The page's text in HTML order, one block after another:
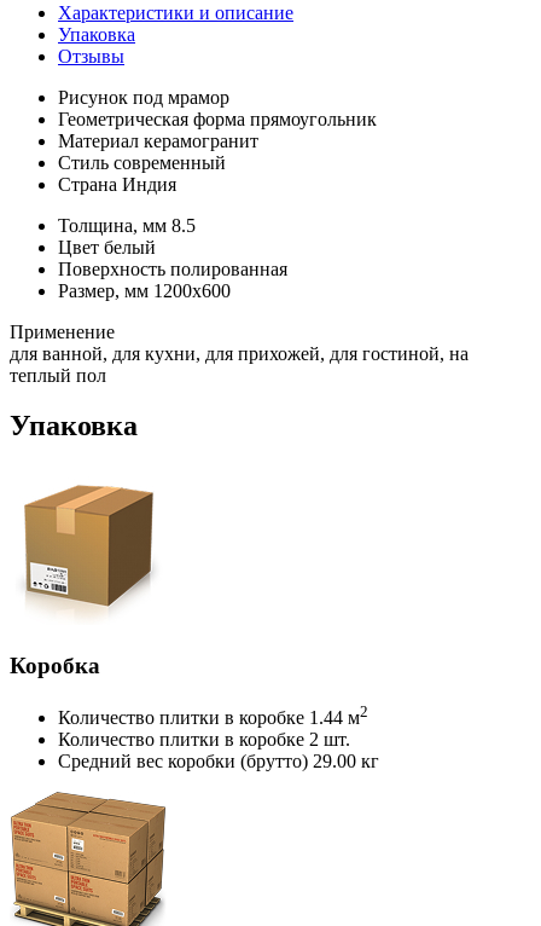
Характеристики и описание
Упаковка
Отзывы
Рисунок под мрамор
Геометрическая форма прямоугольник
Материал керамогранит
Стиль современный
Страна Индия
Толщина, мм 8.5
Цвет белый
Поверхность полированная
Размер, мм 1200х600
Применение
для ванной, для кухни, для прихожей, для гостиной, на
теплый пол
Упаковка
Коробка
Количество плитки в коробке 1.44 м2
Количество плитки в коробке 2 шт.
Средний вес коробки (брутто) 29.00 кг